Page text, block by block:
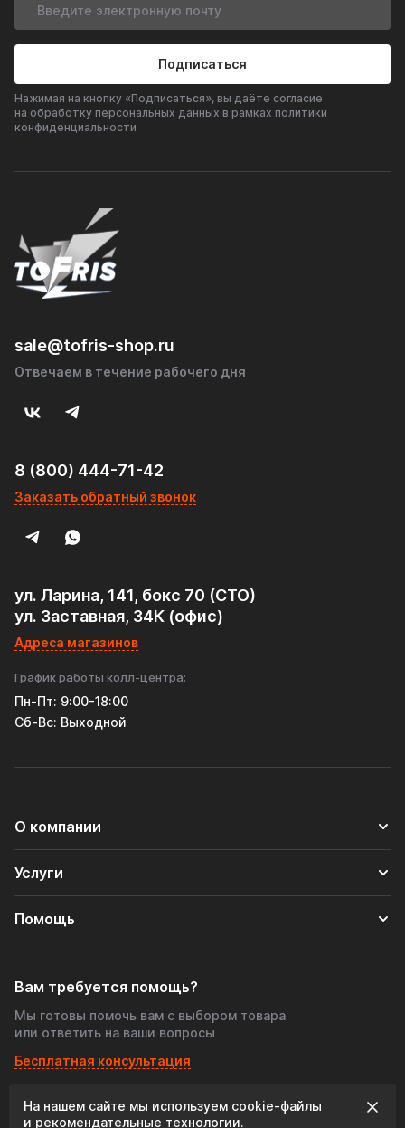
Подписаться
Нажимая на кнопку «Подписаться», вы даёте согласие
на обработку персональных данных в рамках политики
конфиденциальности
sale@tofris-shop.ru
Отвечаем в течение рабочего дня
8 (800) 444-71-42
Заказать обратный звонок
ул. Ларина, 141, бокс 70 (СТО)
ул. Заставная, 34К (офис)
Адреса магазинов
График работы колл-центра:
Пн-Пт: 9:00-18:00
Cб-Вс: Выходной
О компании
Услуги
Помощь
Вам требуется помощь?
Мы готовы помочь вам с выбором товара
или ответить на ваши вопросы
Бесплатная консультация
© 2026 «Tofris-shop», Все права защищены
На нашем сайте мы используем cookie‑файлы
и рекомендательные технологии.